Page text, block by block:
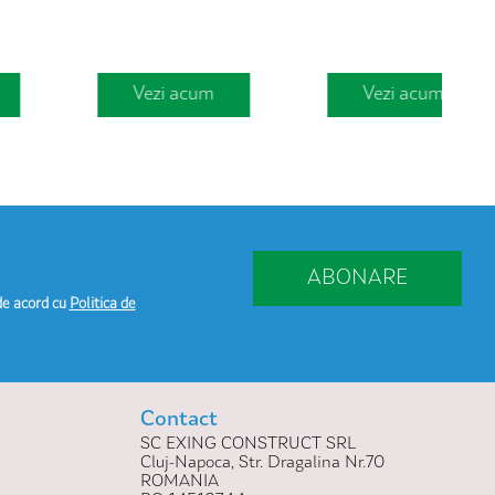
Vezi acum Vezi acum
acord cu Politica de
ABONARE
Contact
SC EXING CONSTRUCT SRL
Cluj-Napoca, Str. Dragalina Nr.70
ROMANIA